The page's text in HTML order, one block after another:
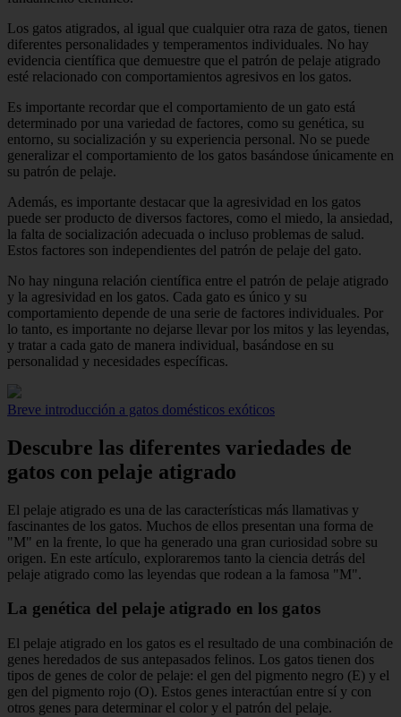
Los gatos atigrados, al igual que cualquier otra raza de gatos, tienen
diferentes personalidades y temperamentos individuales. No hay
evidencia científica que demuestre que el patrón de pelaje atigrado
esté relacionado con comportamientos agresivos en los gatos.
Es importante recordar que el comportamiento de un gato está
determinado por una variedad de factores, como su genética, su
entorno, su socialización y su experiencia personal. No se puede
generalizar el comportamiento de los gatos basándose únicamente en
su patrón de pelaje.
Además, es importante destacar que la agresividad en los gatos
puede ser producto de diversos factores, como el miedo, la ansiedad,
la falta de socialización adecuada o incluso problemas de salud.
Estos factores son independientes del patrón de pelaje del gato.
No hay ninguna relación científica entre el patrón de pelaje atigrado
y la agresividad en los gatos. Cada gato es único y su
comportamiento depende de una serie de factores individuales. Por
lo tanto, es importante no dejarse llevar por los mitos y las leyendas,
y tratar a cada gato de manera individual, basándose en su
personalidad y necesidades específicas.
Breve introducción a gatos domésticos exóticos
Descubre las diferentes variedades de
gatos con pelaje atigrado
El pelaje atigrado es una de las características más llamativas y
fascinantes de los gatos. Muchos de ellos presentan una forma de
"M" en la frente, lo que ha generado una gran curiosidad sobre su
origen. En este artículo, exploraremos tanto la ciencia detrás del
pelaje atigrado como las leyendas que rodean a la famosa "M".
La genética del pelaje atigrado en los gatos
El pelaje atigrado en los gatos es el resultado de una combinación de
genes heredados de sus antepasados felinos. Los gatos tienen dos
tipos de genes de color de pelaje: el gen del pigmento negro (E) y el
gen del pigmento rojo (O). Estos genes interactúan entre sí y con
otros genes para determinar el color y el patrón del pelaje.